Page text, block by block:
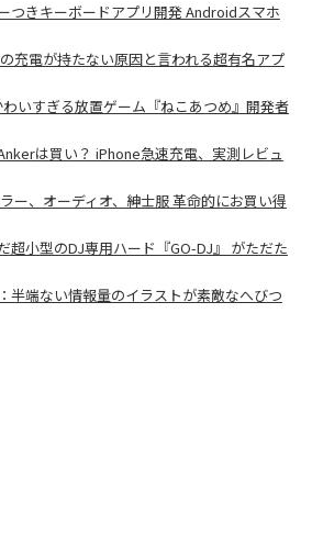
つきキーボードアプリ開発 Androidスマホ
充電が持たない原因と言われる超有名アプ
いすぎる放置ゲーム『ねこあつめ』開発者
は買い？ iPhone急速充電、実測レビュ
ー、オーディオ、紳士服 革命的にお買い得
超小型のDJ専用ハード『GO-DJ』 がただた
半端ない情報量のイラストが素敵なへびつ